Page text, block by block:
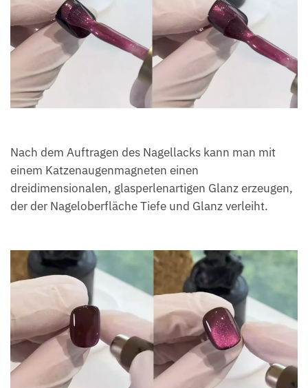
Nach dem Auftragen des Nagellacks kann man mit
einem Katzenaugenmagneten einen
dreidimensionalen, glasperlenartigen Glanz erzeugen,
der der Nageloberfläche Tiefe und Glanz verleiht.